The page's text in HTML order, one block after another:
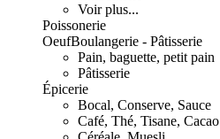
Voir plus...
Poissonerie
OeufBoulangerie - Pâtisserie
Pain, baguette, petit pain
Pâtisserie
Épicerie
Bocal, Conserve, Sauce
Café, Thé, Tisane, Cacao